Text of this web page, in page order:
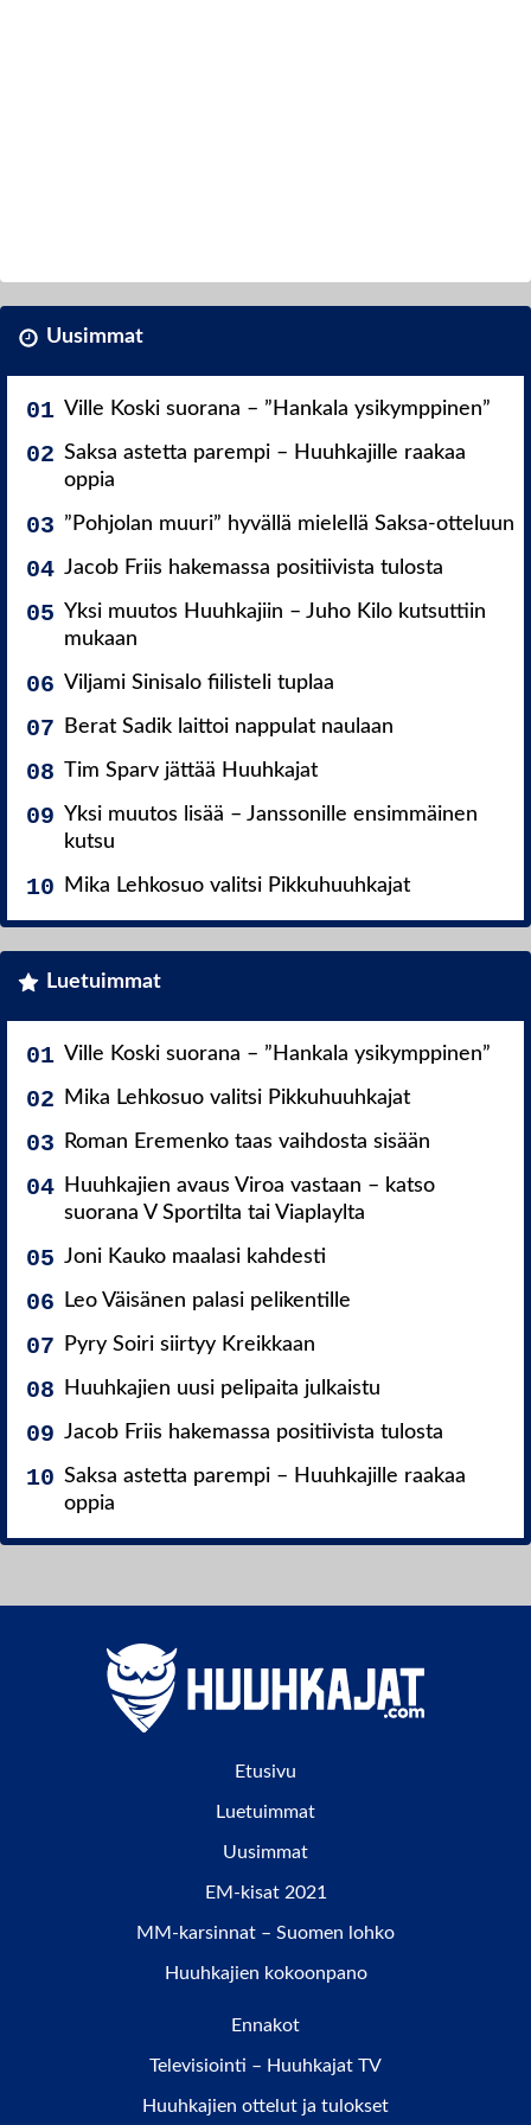
Uusimmat
Ville Koski suorana – ”Hankala ysikymppinen”
Saksa astetta parempi – Huuhkajille raakaa
oppia
”Pohjolan muuri” hyvällä mielellä Saksa-otteluun
Jacob Friis hakemassa positiivista tulosta
Yksi muutos Huuhkajiin – Juho Kilo kutsuttiin
mukaan
Viljami Sinisalo fiilisteli tuplaa
Berat Sadik laittoi nappulat naulaan
Tim Sparv jättää Huuhkajat
Yksi muutos lisää – Janssonille ensimmäinen
kutsu
Mika Lehkosuo valitsi Pikkuhuuhkajat
Luetuimmat
Ville Koski suorana – ”Hankala ysikymppinen”
Mika Lehkosuo valitsi Pikkuhuuhkajat
Roman Eremenko taas vaihdosta sisään
Huuhkajien avaus Viroa vastaan – katso
suorana V Sportilta tai Viaplaylta
Joni Kauko maalasi kahdesti
Leo Väisänen palasi pelikentille
Pyry Soiri siirtyy Kreikkaan
Huuhkajien uusi pelipaita julkaistu
Jacob Friis hakemassa positiivista tulosta
Saksa astetta parempi – Huuhkajille raakaa
oppia
Etusivu
Luetuimmat
Uusimmat
EM-kisat 2021
MM-karsinnat – Suomen lohko
Huuhkajien kokoonpano
Ennakot
Televisiointi – Huuhkajat TV
Huuhkajien ottelut ja tulokset